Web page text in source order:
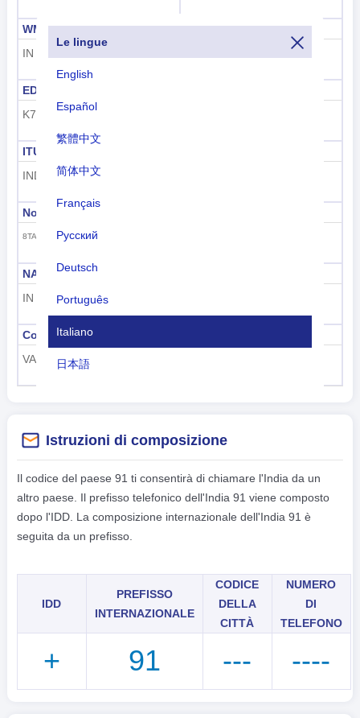
Le lingue
English
Español
繁體中文
简体中文
Français
Русский
Deutsch
Português
Italiano
日本語
Indonesian
한국어
हिंदी
WMO
IN
IOC
EDGAR
K7
ITU
IND
Nominativo ITU
8TA-8YZ, ATA-AWZ, VTA-VWZ
NATO due lettere
IN
Codice ICAO dell'aeroporto
VA, VE, VI, VO
Istruzioni di composizione
Il codice del paese 91 ti consentirà di chiamare l'India da un
altro paese. Il prefisso telefonico dell'India 91 viene composto
dopo l'IDD. La composizione internazionale dell'India 91 è
seguita da un prefisso.
IDD
PREFISSO
INTERNAZIONALE
CODICE
DELLA
CITTÀ
NUMERO
DI
TELEFONO
+ 91 --- ----